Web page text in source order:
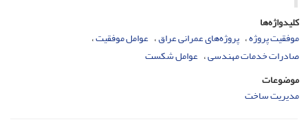
کلیدواژه‌ها
موفقیت پروژه پروژه‌های عمرانی عراق عوامل موفقیت
صادرات خدمات مهندسی عوامل شکست
موضوعات
مدیریت ساخت